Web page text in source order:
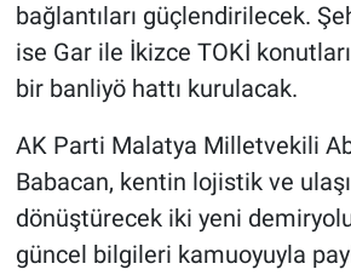
bağlantıları güçlendirilecek.
ise Gar ile İkizce TOKİ
bir banliyö hattı kurulacak.
AK Parti Malatya Milletvekili
Babacan, kentin lojistik ve
dönüştürecek iki yeni
güncel bilgileri kamuoyuyla